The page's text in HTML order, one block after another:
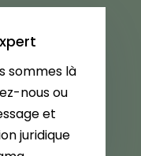
sommes là
nous ou
et
juridique